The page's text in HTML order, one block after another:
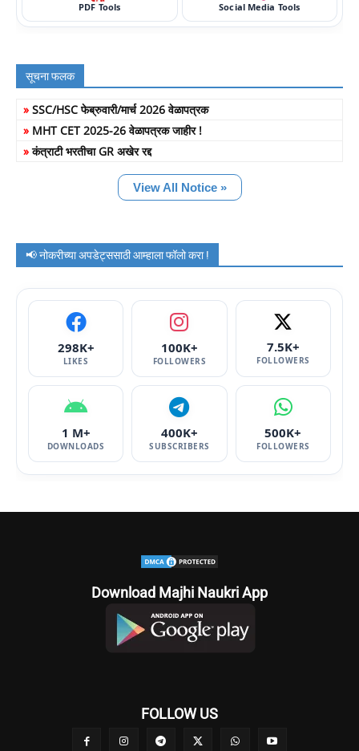
PDF Tools Social Media Tools
सूचना फलक
» SSC/HSC फेब्रुवारी/मार्च 2026 वेळापत्रक
» MHT CET 2025-26 वेळापत्रक जाहीर !
»कंत्राटी भरतीचा GR अखेर रद्द
View All Notice »
📢 नोकरीच्या अपडेट्ससाठी आम्हाला फॉलो करा !
298K+
LIKES
100K+
FOLLOWERS
7.5K+
FOLLOWERS
1 M+
DOWNLOADS
400K+
SUBSCRIBERS
500K+
FOLLOWERS
Download Majhi Naukri App
FOLLOW US